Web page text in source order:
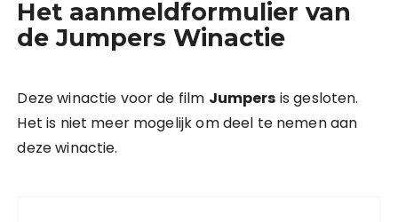
Het aanmeldformulier van
de Jumpers Winactie
Deze winactie voor de film Jumpers is gesloten.
Het is niet meer mogelijk om deel te nemen aan
deze winactie.